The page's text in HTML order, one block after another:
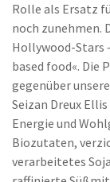
Rolle als Ersatz
noch zunehmen.
Hollywood-Stars
based food«. Die
gegenüber
Seizan Dreux
Energie und
Biozutaten,
verarbeitetes